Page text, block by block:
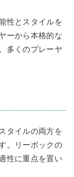
性とスタイルを
ーから本格的な
多くのプレーヤ
タイルの両方を
。リーボックの
性に重点を置い